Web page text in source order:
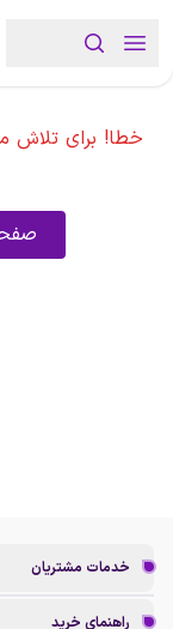
خطا! برای تلاش
خدمات مشتریان
راهنمای خرید